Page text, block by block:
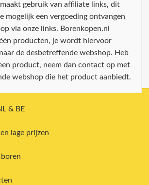
gebruik van affiliate links, dit
mogelijk een vergoeding ontvangen
via onze links. Borenkopen.nl
producten, je wordt hiervoor
de desbetreffende webshop. Heb
product, neem dan contact op met
webshop die het product aanbiedt.
& BE
lage prijzen